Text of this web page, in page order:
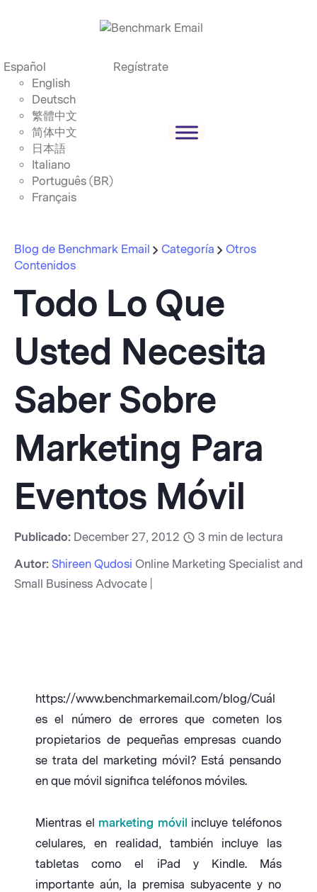
Español
English
Deutsch
繁體中文
简体中文
日本語
Italiano
Português (BR)
Français
Regístrate
Blog de Benchmark Email Categoría
Otros
Contenidos
Todo Lo Que
Usted Necesita
Saber Sobre
Marketing Para
Eventos Móvil
Publicado: December 27, 2012 3 min de lectura
Autor: Shireen Qudosi Online Marketing Specialist and
Small Business Advocate |
https://www.benchmarkemail.com/blog/Cuál
es el número de errores que cometen los
propietarios de pequeñas empresas cuando
se trata del marketing móvil? Está pensando
en que móvil significa teléfonos móviles.
Mientras el marketing móvil incluye teléfonos
celulares, en realidad, también incluye las
tabletas como el iPad y Kindle. Más
importante aún, la premisa subyacente y no